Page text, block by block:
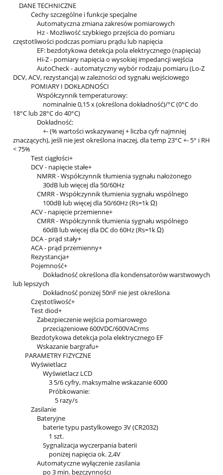
DANE TECHNICZNE
Cechy szczególne i funkcje specjalne
Automatyczna zmiana zakresów pomiarowych
Hz - Możliwość szybkiego przejścia do pomiaru
częstotliwości podczas pomiaru prądu lub napięcia
EF: bezdotykowa detekcja pola elektrycznego (napięcia)
Hi-Z - pomiary napięcia o wysokiej impedancji wejścia
AutoCheck - automatyczny wybór rodzaju pomiaru (Lo-Z
DCV, ACV, rezystancja) w zależności od sygnału wejściowego
POMIARY I DOKŁADNOŚCI
Współczynnik temperaturowy:
nominalnie 0,15 x (określona dokładność)/°C (0°C do
18°C lub 28°C do 40°C)
Dokładność:
+- (% wartości wskazywanej + liczba cyfr najmniej
znaczących), jeśli nie jest określona inaczej, dla temp 23°C +- 5° i RH
< 75%
Test ciągłości+
DCV - napięcie stałe+
NMRR - Współczynnik tłumienia sygnału nałożonego
30dB lub więcej dla 50/60Hz
CMRR - Współczynnik tłumienia sygnału wspólnego
100dB lub więcej dla 50/60Hz (Rs=1k Ω)
ACV - napięcie przemienne+
CMRR - Współczynnik tłumienia sygnału wspólnego
60dB lub więcej dla DC do 60Hz (Rs=1k Ω)
DCA - prąd stały+
ACA - prąd przemienny+
Rezystancja+
Pojemność+
Dokładność określona dla kondensatorów warstwowych
lub lepszych
Dokładność poniżej 50nF nie jest określona
Częstotliwość+
Test diod+
Zabezpieczenie wejścia pomiarowego
przeciążeniowe 600VDC/600VACrms
Bezdotykowa detekcja pola elektrycznego EF
Wskazanie bargrafu+
PARAMETRY FIZYCZNE
Wyświetlacz
Wyświetlacz LCD
3 5/6 cyfry, maksymalne wskazanie 6000
Próbkowanie:
5 razy/s
Zasilanie
Bateryjne
baterie typu pastylkowego 3V (CR2032)
1 szt.
Sygnalizacja wyczerpania baterii
poniżej napięcia ok. 2,4V
Automatyczne wyłączenie zasilania
po 3 min. bezczynności